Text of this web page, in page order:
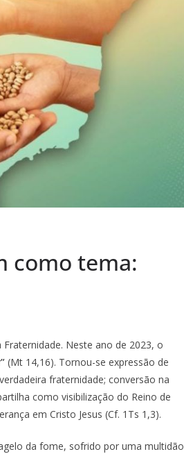
como tema:
Neste ano de 2023, o
(Mt 14,16). Tornou-se expressão de
fraternidade; conversão na
como visibilização do Reino de
em Cristo Jesus (Cf. 1Ts 1,3).
da fome, sofrido por uma multidão